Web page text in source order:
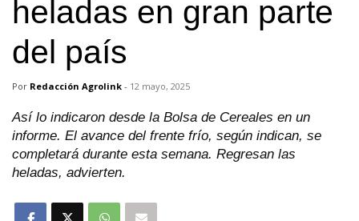
heladas en gran parte
del país
Por Redacción Agrolink - 12 mayo, 2025
Así lo indicaron desde la Bolsa de Cereales en un
informe. El avance del frente frío, según indican, se
completará durante esta semana. Regresan las
heladas, advierten.